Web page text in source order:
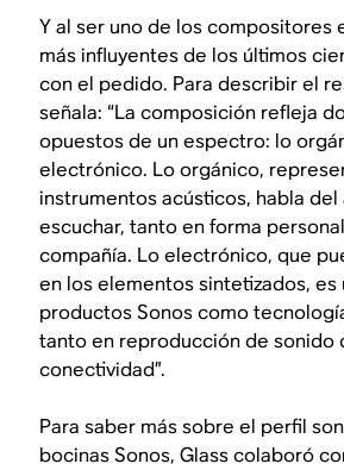
Y al ser uno de los compositores
más influyentes de los últimos
con el pedido. Para describir el
señala: “La composición refleja
opuestos de un espectro: lo
electrónico. Lo orgánico,
instrumentos acústicos, habla
escuchar, tanto en forma
compañía. Lo electrónico, que
en los elementos sintetizados, es
productos Sonos como
tanto en reproducción de sonido
conectividad”.
Para saber más sobre el perfil
bocinas Sonos, Glass colaboró